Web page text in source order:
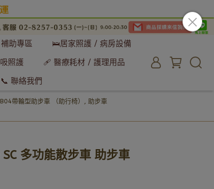
助專區
🛌居家照護 / 病房設備
照護
🩹 醫療耗材 / 護理用品
📞 聯絡我們
帶輪型助步車 （助行椅） 助步車
多功能散步車 助步車